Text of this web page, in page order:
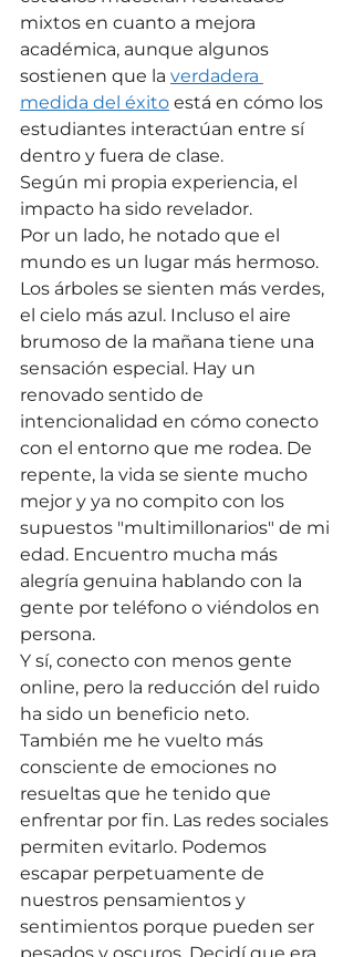
mixtos en cuanto a mejora
académica, aunque algunos
sostienen que la verdadera
medida del éxito está en cómo los
estudiantes interactúan entre sí
dentro y fuera de clase.
Según mi propia experiencia, el
impacto ha sido revelador.
Por un lado, he notado que el
mundo es un lugar más hermoso.
Los árboles se sienten más verdes,
el cielo más azul. Incluso el aire
brumoso de la mañana tiene una
sensación especial. Hay un
renovado sentido de
intencionalidad en cómo conecto
con el entorno que me rodea. De
repente, la vida se siente mucho
mejor y ya no compito con los
supuestos "multimillonarios" de mi
edad. Encuentro mucha más
alegría genuina hablando con la
gente por teléfono o viéndolos en
persona.
Y sí, conecto con menos gente
online, pero la reducción del ruido
ha sido un beneficio neto.
También me he vuelto más
consciente de emociones no
resueltas que he tenido que
enfrentar por fin. Las redes sociales
permiten evitarlo. Podemos
escapar perpetuamente de
nuestros pensamientos y
sentimientos porque pueden ser